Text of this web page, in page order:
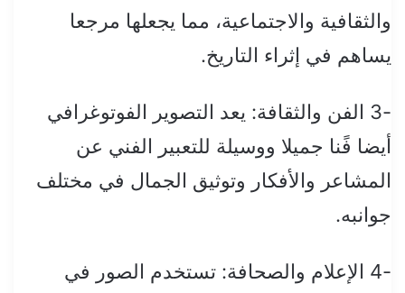
والثقافية والاجتماعية، مما يجعلها مرجعا
يساهم في إثراء التاريخ.
-3 الفن والثقافة: يعد التصوير الفوتوغرافي
أيضا فًنا جميلا ووسيلة للتعبير الفني عن
المشاعر والأفكار وتوثيق الجمال في مختلف
جوانبه.
-4 الإعلام والصحافة: تستخدم الصور في